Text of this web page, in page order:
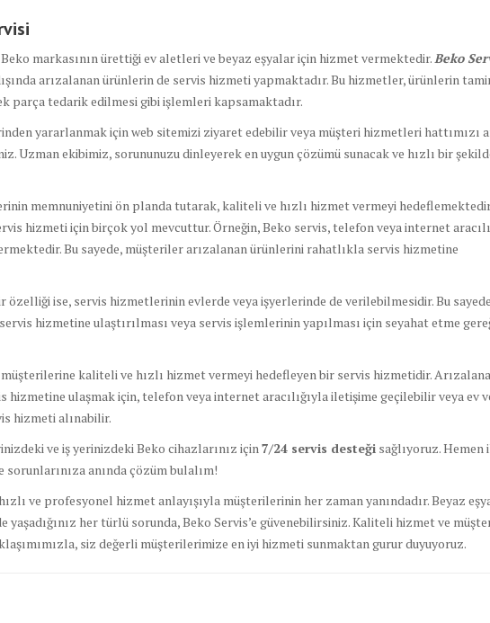
Beko markasının ürettiği ev aletleri ve beyaz eşyalar için hizmet vermektedir.Beko
arızalanan ürünlerin de servis hizmeti yapmaktadır. Bu hizmetler, ürünlerin
parça tedarik edilmesi gibi işlemleri kapsamaktadır.
yararlanmak için web sitemizi ziyaret edebilir veya müşteri hizmetleri hattımızı
Uzman ekibimiz, sorununuzu dinleyerek en uygun çözümü sunacak ve hızlı bir
memnuniyetini ön planda tutarak, kaliteli ve hızlı hizmet vermeyi
hizmeti için birçok yol mevcuttur. Örneğin, Beko servis, telefon veya internet
Bu sayede, müşteriler arızalanan ürünlerini rahatlıkla servis hizmetine
özelliği ise, servis hizmetlerinin evlerde veya işyerlerinde de verilebilmesidir. Bu
hizmetine ulaştırılması veya servis işlemlerinin yapılması için seyahat etme
müşterilerine kaliteli ve hızlı hizmet vermeyi hedefleyen bir servis hizmetidir.
hizmetine ulaşmak için, telefon veya internet aracılığıyla iletişime geçilebilir veya ev
hizmeti alınabilir.
ve iş yerinizdeki Beko cihazlarınız için7/24 servis desteği sağlıyoruz. Hemen
anında çözüm bulalım!
ve profesyonel hizmet anlayışıyla müşterilerinin her zaman yanındadır. Beyaz
her türlü sorunda, Beko Servis’e güvenebilirsiniz. Kaliteli hizmet ve
siz değerli müşterilerimize en iyi hizmeti sunmaktan gurur duyuyoruz.